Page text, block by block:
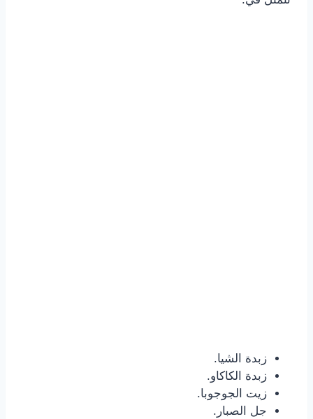
زبدة الشيا.
زبدة الكاكاو.
زيت الجوجوبا.
جل الصبار.